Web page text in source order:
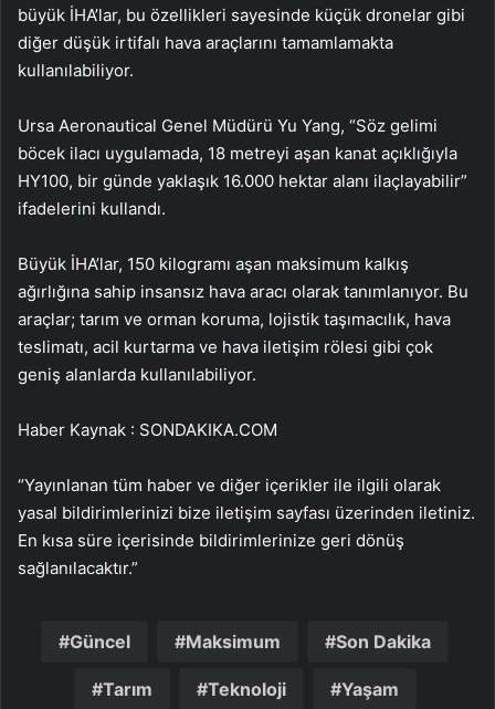
büyük İHA’lar, bu özellikleri sayesinde küçük dronelar gibi
diğer düşük irtifalı hava araçlarını tamamlamakta
kullanılabiliyor.
Ursa Aeronautical Genel Müdürü Yu Yang, “Söz gelimi
böcek ilacı uygulamada, 18 metreyi aşan kanat açıklığıyla
HY100, bir günde yaklaşık 16.000 hektar alanı ilaçlayabilir”
ifadelerini kullandı.
Büyük İHA’lar, 150 kilogramı aşan maksimum kalkış
ağırlığına sahip insansız hava aracı olarak tanımlanıyor. Bu
araçlar; tarım ve orman koruma, lojistik taşımacılık, hava
teslimatı, acil kurtarma ve hava iletişim rölesi gibi çok
geniş alanlarda kullanılabiliyor.
Haber Kaynak : SONDAKIKA.COM
“Yayınlanan tüm haber ve diğer içerikler ile ilgili olarak
yasal bildirimlerinizi bize iletişim sayfası üzerinden iletiniz.
En kısa süre içerisinde bildirimlerinize geri dönüş
sağlanılacaktır.”
Güncel Maksimum Son Dakika
Tarım Teknoloji Yaşam